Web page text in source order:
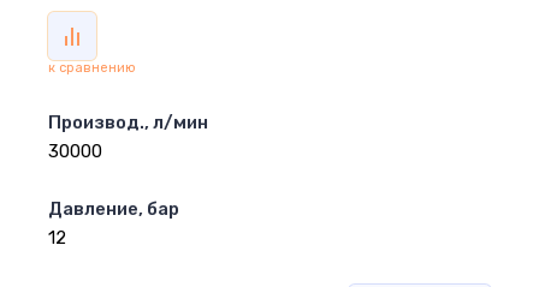
к сравнению
Производ., л/мин
30000
Давление, бар
12